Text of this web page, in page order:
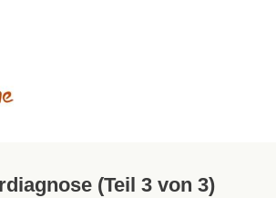
(Teil 3 von 3)